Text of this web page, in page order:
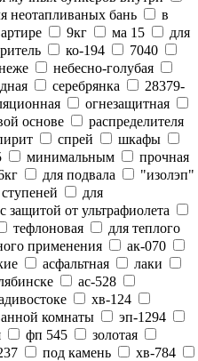
неотапливаных бань
в
9кг ма 15
для
ко-194
7040
небесно-голубая
серебрянка
28379-
огнезащитная
основе
распределителя
спрей
шкафы
минимальным
прочная
для подвала
"изолэп"
для
от ультрафиолета
тефлоновая
для теплого
применения
ак-070
асфальтная
лаки
ас-528
хв-124
комнаты
эп-1294
фп 545
золотая
под камень
хв-784